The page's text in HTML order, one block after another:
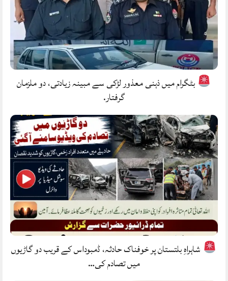
بٹگرام میں ذہنی معذور لڑکی سے مبینہ زیادتی، دو ملزمان
گرفتار.
شاہراہِ بلتستان پر خوفناک حادثہ، ڈمبوداس کے قریب دو گاڑیوں
میں تصادم کی…